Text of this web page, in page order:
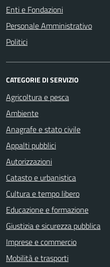
Enti e Fondazioni
Personale Amministrativo
Politici
CATEGORIE DI SERVIZIO
Agricoltura e pesca
Ambiente
Anagrafe e stato civile
Appalti pubblici
Autorizzazioni
Catasto e urbanistica
Cultura e tempo libero
Educazione e formazione
Giustizia e sicurezza pubblica
Imprese e commercio
Mobilità e trasporti